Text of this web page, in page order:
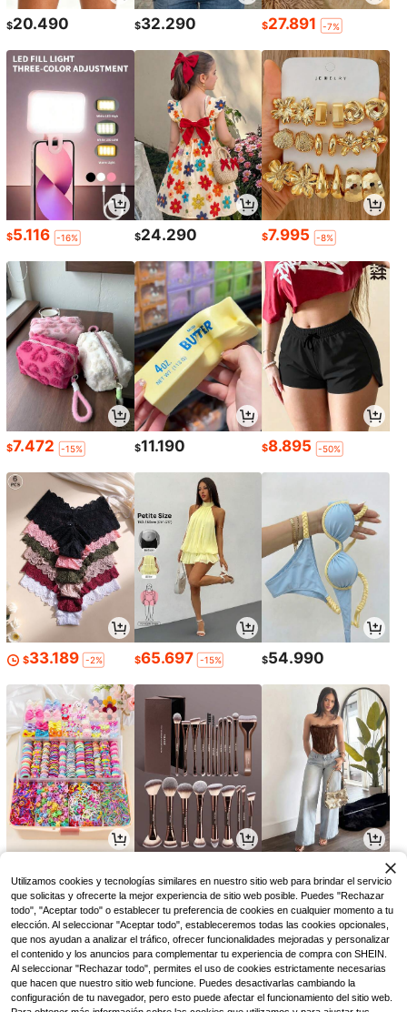
$20.490 $32.290 $27.891 -7%
$5.116 -16% $24.290 $7.995 -8%
$7.472 -15% $11.190 $8.895 -50%
$33.189 -2% $65.697 -15% $54.990
Utilizamos cookies y tecnologías similares en nuestro sitio web para brindar el servicio
que solicitas y ofrecerte la mejor experiencia de sitio web posible. Puedes "Rechazar
todo", "Aceptar todo" o establecer tu preferencia de cookies en cualquier momento a tu
elección. Al seleccionar "Aceptar todo", estableceremos todas las cookies opcionales,
que nos ayudan a analizar el tráfico, ofrecer funcionalidades mejoradas y personalizar
el contenido y los anuncios para complementar tu experiencia de compra con SHEIN.
Al seleccionar "Rechazar todo", permites el uso de cookies estrictamente necesarias
que hacen que nuestro sitio web funcione. Puedes desactivarlas cambiando la
configuración de tu navegador, pero esto puede afectar el funcionamiento del sitio web.